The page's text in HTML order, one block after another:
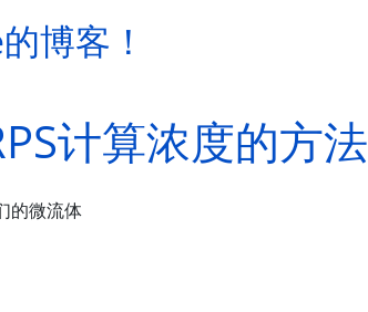
博客！
计算浓度的方法
的微流体